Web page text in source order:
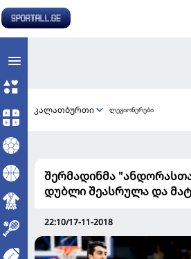
კალათბურთი ლეგიონერები
შერმადინმა
დუბლი შეასრულა და
22:10/17-11-2018